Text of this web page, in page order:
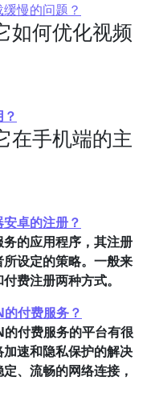
慢的问题？
如何优化视频
在手机端的主
卓的注册？
的应用程序，其注册
设定的策略。一般来
费注册两种方式。
付费服务？
付费服务的平台有很
速和隐私保护的解决
、流畅的网络连接，